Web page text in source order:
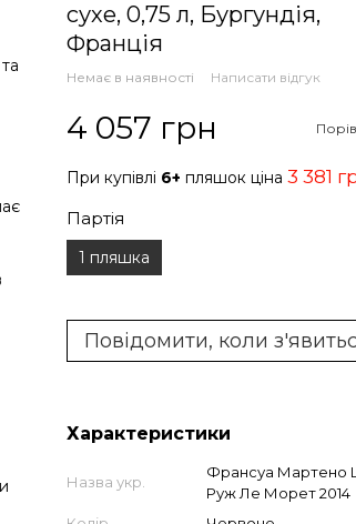
сухе, 0,75 л, Бургундія,
Франція
Немає в наявності Написати відгук
4 057 грн
При купівлі 6+ пляшок ціна 3 381
Партія
1 пляшка
Повідомити, коли
Характеристики
Назва укр.
Франсуа Мартено
Руж Ле Морет 2014